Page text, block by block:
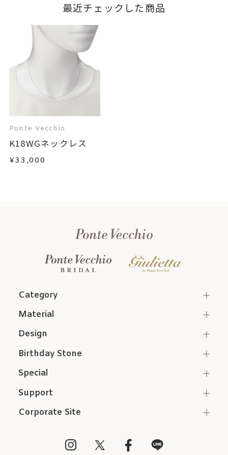
最近チェックした商品
Ponte Vecchio
K18WGネックレス
¥33,000
Category
Support
Corporate Site
Material
Design
Birthday Stone
Special